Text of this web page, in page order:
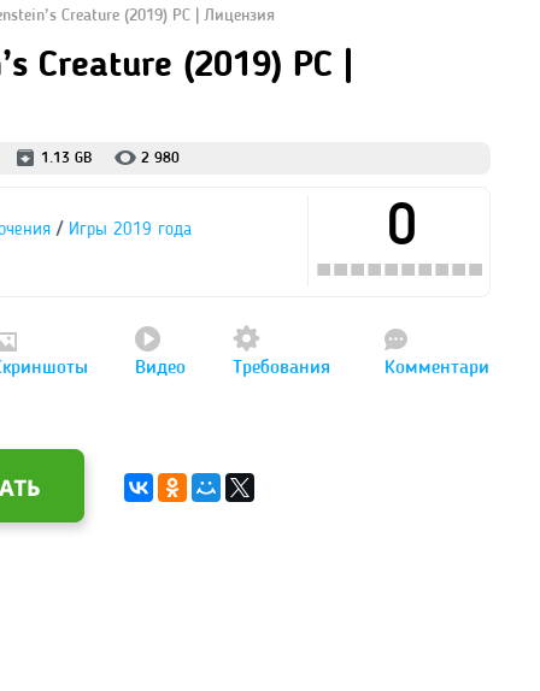
Creature (2019) PC | Лицензия
Creature (2019) PC |
1.13 GB 2 980
/ Игры 2019 года 0
Видео Требования Комментари